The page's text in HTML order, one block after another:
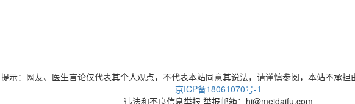
提示：网友、医生言论仅代表其个人观点，不代表本站同意其说法，请谨慎参阅，本站不承担
京ICP备18061070号-1
违法和不良信息举报 举报邮箱：hi@meidaifu.com